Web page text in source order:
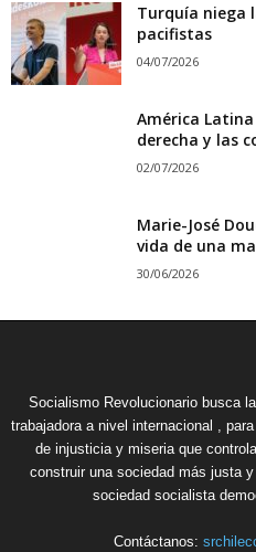
Turquía niega
pacifistas
04/07/2026
América
derecha y las
02/07/2026
Marie-José
vida de una
30/06/2026
Socialismo Revolucionario busca
trabajadora a nivel internacional ,
de injusticia y miseria que
construir una sociedad más justa
sociedad socialista
Contáctanos: